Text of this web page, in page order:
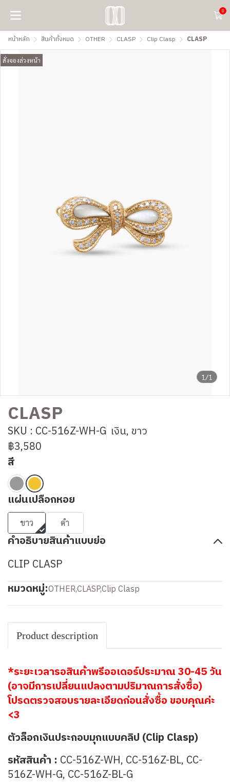
0
หน้าหลัก สินค้าทั้งหมด OTHER CLASP Clip Clasp CLASP
1/1
สั่งจองล่วงหน้า
CLASP
SKU : CC-516Z-WH-G เงิน, ขาว
฿3,580
สี
แผ่นเปลือกหอย
ขาว ดำ
คำอธิบายสินค้าแบบย่อ
CLIP CLASP
หมวดหมู่:OTHER,CLASP,Clip Clasp
Product description
*ระยะเวลารอสินค้าพรีออเดอร์ประมาณ 30-45 วัน
(อาจมีการเปลี่ยนแปลงตามปริมาณการสั่งซื้อ)
โปรดตรวจสอบรายละเอียดก่อนสั่งซื้อ ขอบคุณค่ะ
<3
ตัวล็อกเงินประกอบมุกแบบคลิป (Clip Clasp)
รหัสสินค้า : CC-516Z-WH, CC-516Z-BL, CC-
516Z-WH-G, CC-516Z-BL-G